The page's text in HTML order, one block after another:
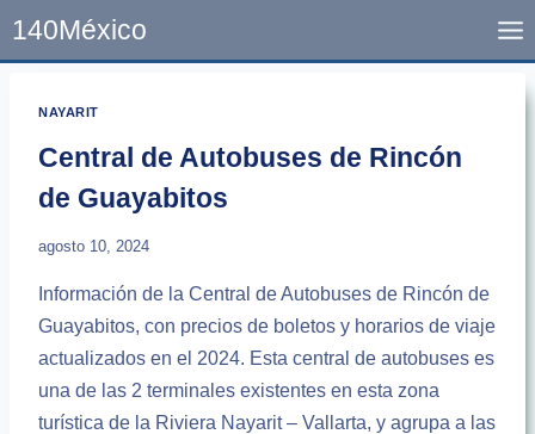
140México
NAYARIT
Central de Autobuses de Rincón
de Guayabitos
agosto 10, 2024
Información de la Central de Autobuses de Rincón de
Guayabitos, con precios de boletos y horarios de viaje
actualizados en el 2024. Esta central de autobuses es
una de las 2 terminales existentes en esta zona
turística de la Riviera Nayarit – Vallarta, y agrupa a las